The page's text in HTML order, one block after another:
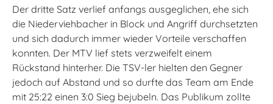
Der dritte Satz verlief anfangs ausgeglichen, ehe sich
die Niederviehbacher in Block und Angriff durchsetzten
und sich dadurch immer wieder Vorteile verschaffen
konnten. Der MTV lief stets verzweifelt einem
Rückstand hinterher. Die TSV-ler hielten den Gegner
jedoch auf Abstand und so durfte das Team am Ende
mit 25:22 einen 3:0 Sieg bejubeln. Das Publikum zollte